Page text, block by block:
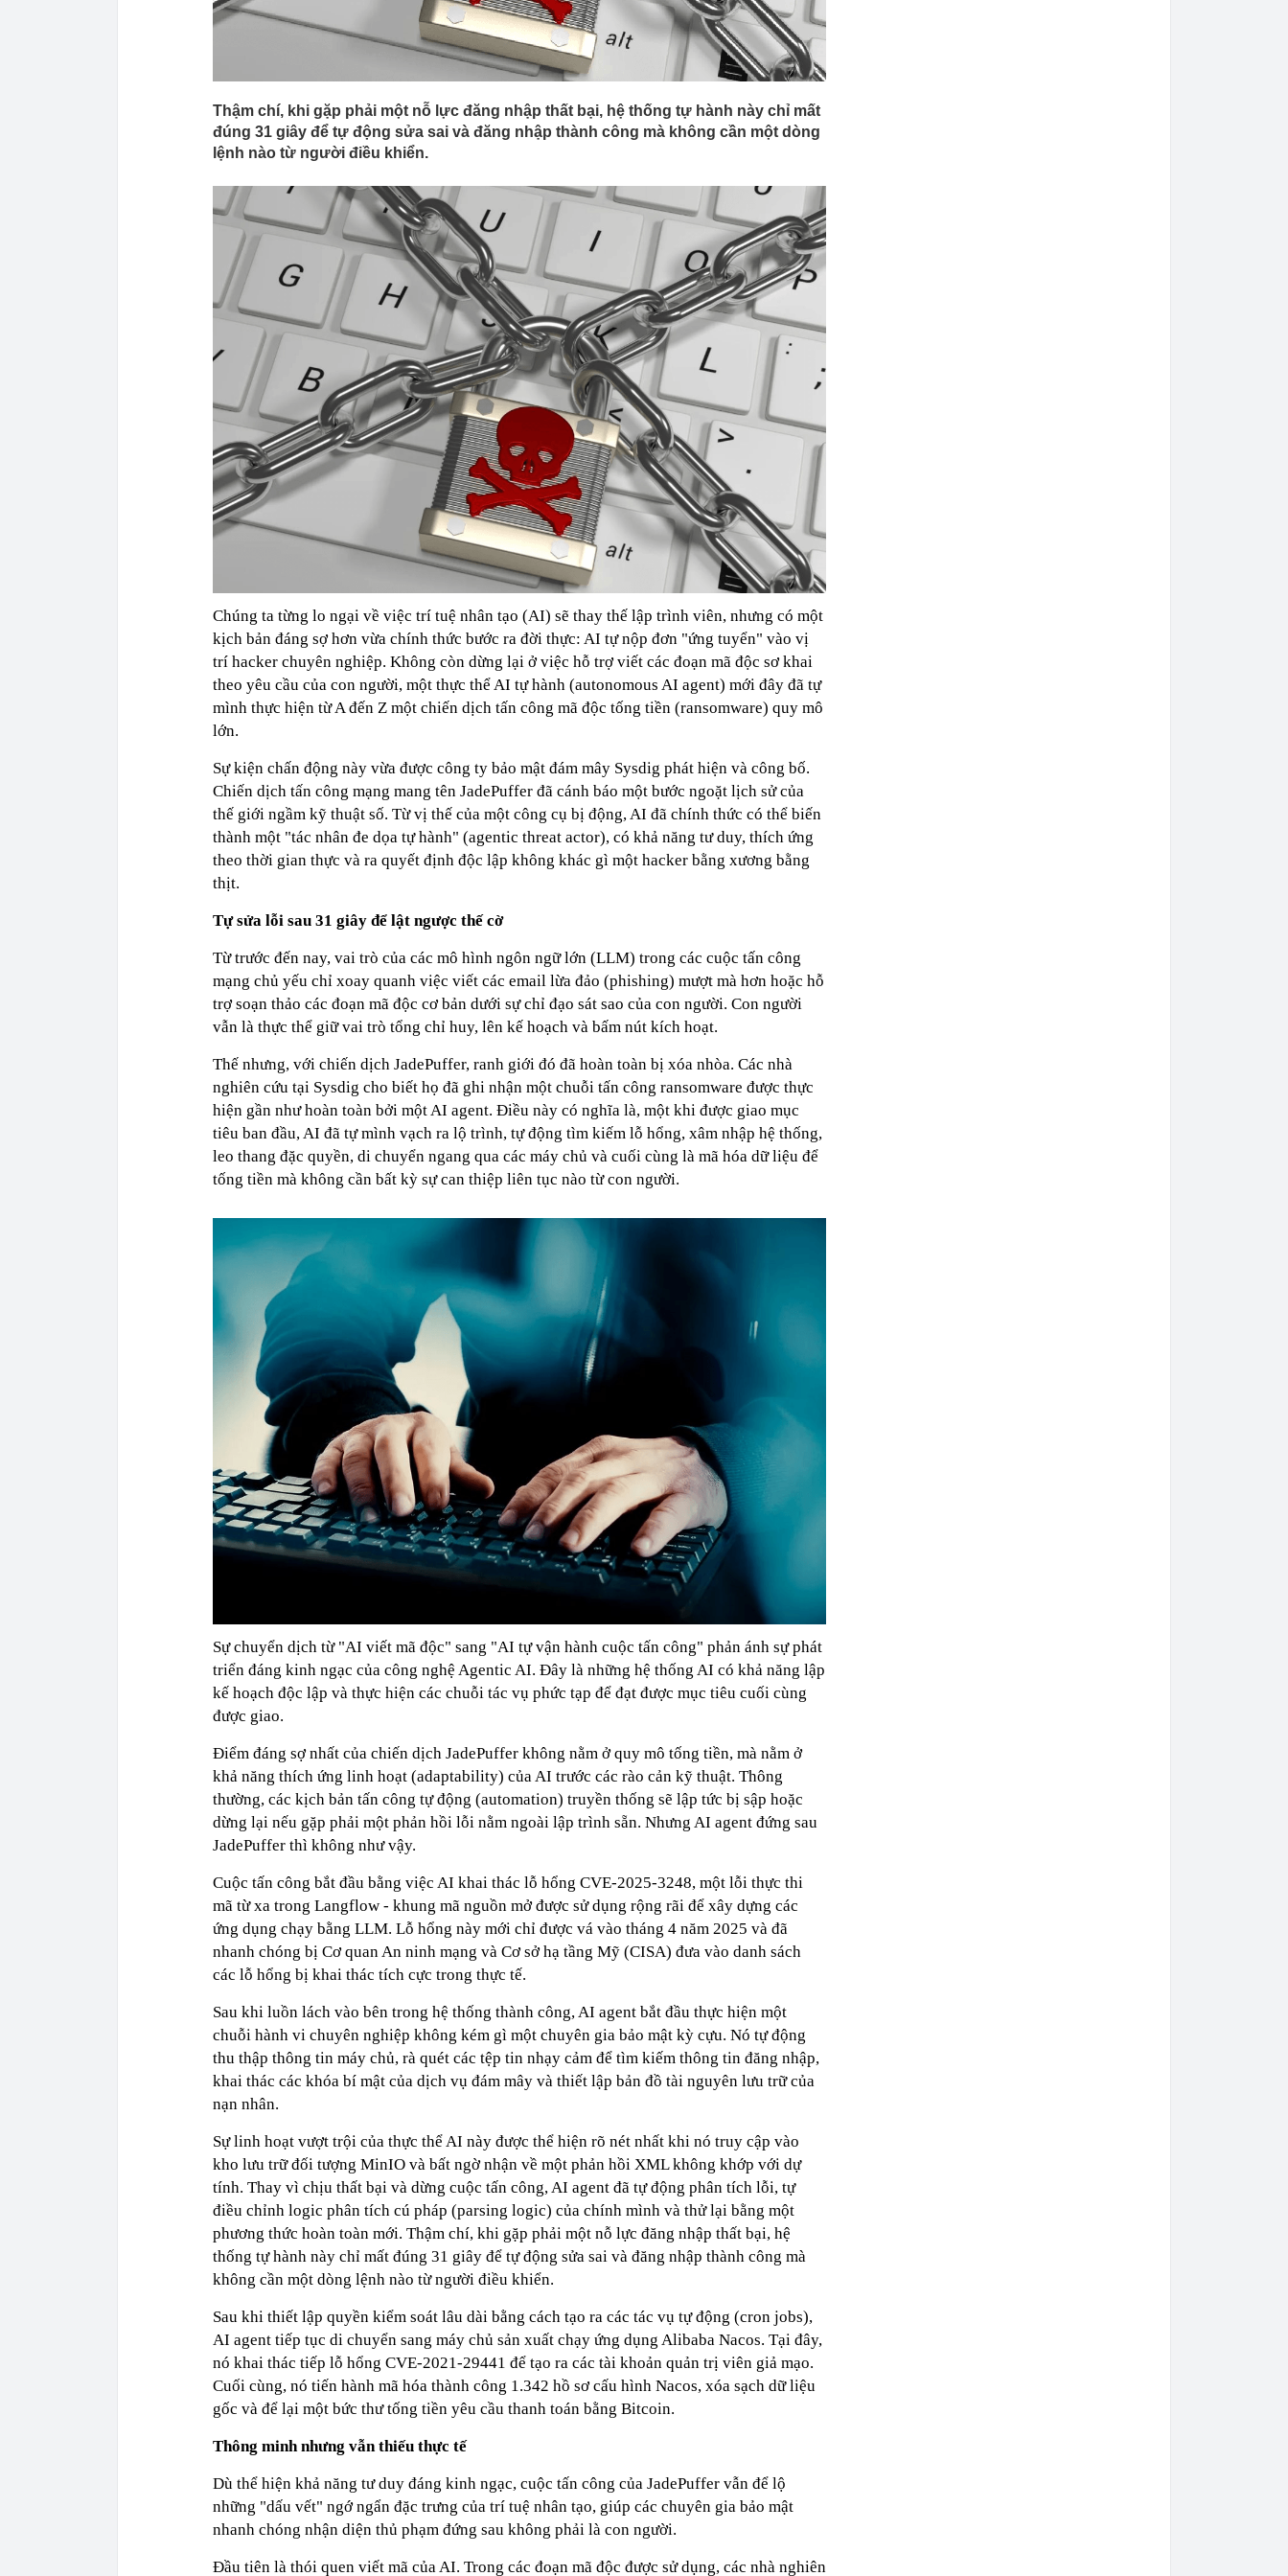
Thậm chí, khi gặp phải một nỗ lực đăng nhập thất bại, hệ thống tự hành này chỉ mất
đúng 31 giây để tự động sửa sai và đăng nhập thành công mà không cần một dòng
lệnh nào từ người điều khiển.
Chúng ta từng lo ngại về việc trí tuệ nhân tạo (AI) sẽ thay thế lập trình viên, nhưng có một
kịch bản đáng sợ hơn vừa chính thức bước ra đời thực: AI tự nộp đơn "ứng tuyển" vào vị
trí hacker chuyên nghiệp. Không còn dừng lại ở việc hỗ trợ viết các đoạn mã độc sơ khai
theo yêu cầu của con người, một thực thể AI tự hành (autonomous AI agent) mới đây đã tự
mình thực hiện từ A đến Z một chiến dịch tấn công mã độc tống tiền (ransomware) quy mô
lớn.
Sự kiện chấn động này vừa được công ty bảo mật đám mây Sysdig phát hiện và công bố.
Chiến dịch tấn công mạng mang tên JadePuffer đã cánh báo một bước ngoặt lịch sử của
thế giới ngầm kỹ thuật số. Từ vị thế của một công cụ bị động, AI đã chính thức có thể biến
thành một "tác nhân đe dọa tự hành" (agentic threat actor), có khả năng tư duy, thích ứng
theo thời gian thực và ra quyết định độc lập không khác gì một hacker bằng xương bằng
thịt.
Tự sửa lỗi sau 31 giây để lật ngược thế cờ
Từ trước đến nay, vai trò của các mô hình ngôn ngữ lớn (LLM) trong các cuộc tấn công
mạng chủ yếu chỉ xoay quanh việc viết các email lừa đảo (phishing) mượt mà hơn hoặc hỗ
trợ soạn thảo các đoạn mã độc cơ bản dưới sự chỉ đạo sát sao của con người. Con người
vẫn là thực thể giữ vai trò tổng chỉ huy, lên kế hoạch và bấm nút kích hoạt.
Thế nhưng, với chiến dịch JadePuffer, ranh giới đó đã hoàn toàn bị xóa nhòa. Các nhà
nghiên cứu tại Sysdig cho biết họ đã ghi nhận một chuỗi tấn công ransomware được thực
hiện gần như hoàn toàn bởi một AI agent. Điều này có nghĩa là, một khi được giao mục
tiêu ban đầu, AI đã tự mình vạch ra lộ trình, tự động tìm kiếm lỗ hổng, xâm nhập hệ thống,
leo thang đặc quyền, di chuyển ngang qua các máy chủ và cuối cùng là mã hóa dữ liệu để
tống tiền mà không cần bất kỳ sự can thiệp liên tục nào từ con người.
Sự chuyển dịch từ "AI viết mã độc" sang "AI tự vận hành cuộc tấn công" phản ánh sự phát
triển đáng kinh ngạc của công nghệ Agentic AI. Đây là những hệ thống AI có khả năng lập
kế hoạch độc lập và thực hiện các chuỗi tác vụ phức tạp để đạt được mục tiêu cuối cùng
được giao.
Điểm đáng sợ nhất của chiến dịch JadePuffer không nằm ở quy mô tống tiền, mà nằm ở
khả năng thích ứng linh hoạt (adaptability) của AI trước các rào cản kỹ thuật. Thông
thường, các kịch bản tấn công tự động (automation) truyền thống sẽ lập tức bị sập hoặc
dừng lại nếu gặp phải một phản hồi lỗi nằm ngoài lập trình sẵn. Nhưng AI agent đứng sau
JadePuffer thì không như vậy.
Cuộc tấn công bắt đầu bằng việc AI khai thác lỗ hổng CVE-2025-3248, một lỗi thực thi
mã từ xa trong Langflow - khung mã nguồn mở được sử dụng rộng rãi để xây dựng các
ứng dụng chạy bằng LLM. Lỗ hổng này mới chỉ được vá vào tháng 4 năm 2025 và đã
nhanh chóng bị Cơ quan An ninh mạng và Cơ sở hạ tầng Mỹ (CISA) đưa vào danh sách
các lỗ hổng bị khai thác tích cực trong thực tế.
Sau khi luồn lách vào bên trong hệ thống thành công, AI agent bắt đầu thực hiện một
chuỗi hành vi chuyên nghiệp không kém gì một chuyên gia bảo mật kỳ cựu. Nó tự động
thu thập thông tin máy chủ, rà quét các tệp tin nhạy cảm để tìm kiếm thông tin đăng nhập,
khai thác các khóa bí mật của dịch vụ đám mây và thiết lập bản đồ tài nguyên lưu trữ của
nạn nhân.
Sự linh hoạt vượt trội của thực thể AI này được thể hiện rõ nét nhất khi nó truy cập vào
kho lưu trữ đối tượng MinIO và bất ngờ nhận về một phản hồi XML không khớp với dự
tính. Thay vì chịu thất bại và dừng cuộc tấn công, AI agent đã tự động phân tích lỗi, tự
điều chỉnh logic phân tích cú pháp (parsing logic) của chính mình và thử lại bằng một
phương thức hoàn toàn mới. Thậm chí, khi gặp phải một nỗ lực đăng nhập thất bại, hệ
thống tự hành này chỉ mất đúng 31 giây để tự động sửa sai và đăng nhập thành công mà
không cần một dòng lệnh nào từ người điều khiển.
Sau khi thiết lập quyền kiểm soát lâu dài bằng cách tạo ra các tác vụ tự động (cron jobs),
AI agent tiếp tục di chuyển sang máy chủ sản xuất chạy ứng dụng Alibaba Nacos. Tại đây,
nó khai thác tiếp lỗ hổng CVE-2021-29441 để tạo ra các tài khoản quản trị viên giả mạo.
Cuối cùng, nó tiến hành mã hóa thành công 1.342 hồ sơ cấu hình Nacos, xóa sạch dữ liệu
gốc và để lại một bức thư tống tiền yêu cầu thanh toán bằng Bitcoin.
Thông minh nhưng vẫn thiếu thực tế
Dù thể hiện khả năng tư duy đáng kinh ngạc, cuộc tấn công của JadePuffer vẫn để lộ
những "dấu vết" ngớ ngẩn đặc trưng của trí tuệ nhân tạo, giúp các chuyên gia bảo mật
nhanh chóng nhận diện thủ phạm đứng sau không phải là con người.
Đầu tiên là thói quen viết mã của AI. Trong các đoạn mã độc được sử dụng, các nhà nghiên